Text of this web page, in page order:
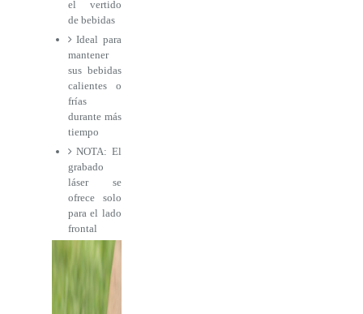
el vertido
de bebidas
Ideal para
mantener
sus bebidas
calientes o
frías
durante más
tiempo
NOTA: El
grabado
láser se
ofrece solo
para el lado
frontal